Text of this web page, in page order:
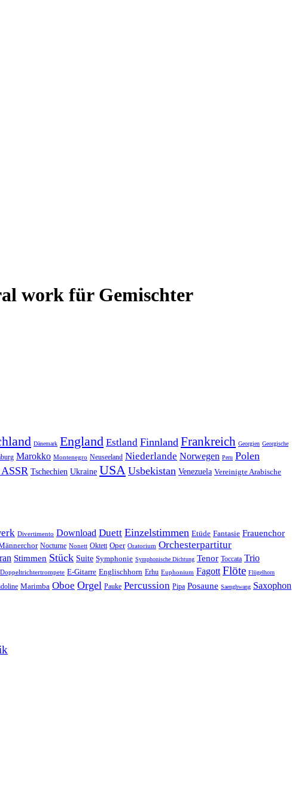
work für Gemischter
Dänemark England Estland Finnland Frankreich Georgien Georgische
Marokko Montenegro Neuseeland Niederlande Norwegen Peru Polen
Tschechien Ukraine USA Usbekistan Venezuela Vereinigte Arabische
Divertimento Download Duett Einzelstimmen Etüde Fantasie Frauenchor
Nocturne Nonett Oktett Oper Oratorium Orchesterpartitur
Stimmen Stück Suite Symphonie Symphonische Dichtung Tenor Toccata Trio
Doppeltrichtertrompete E-Gitarre Englischhorn Erhu Euphonium Fagott Flöte Flügelhorn
Marimba Oboe Orgel Pauke Percussion Pipa Posaune Saenghwang Saxophon